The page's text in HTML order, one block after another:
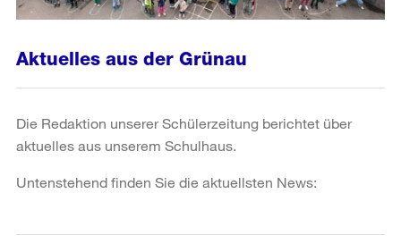
Aktuelles aus der Grünau
Die Redaktion unserer Schülerzeitung berichtet über
aktuelles aus unserem Schulhaus.
Untenstehend finden Sie die aktuellsten News: